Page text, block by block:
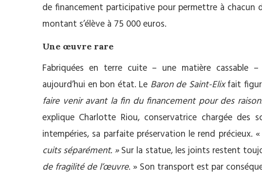
de financement participative pour permettre à
montant s’élève à 75 000 euros.
Une œuvre rare
Fabriquées en terre cuite – une matière cassable
aujourd’hui en bon état. Le Baron de Saint-Elixfait
faire venir avant la fin du financement pour des
explique Charlotte Riou, conservatrice chargée des
intempéries, sa parfaite préservation le rend précieux. «
cuits séparément. »Sur la statue, les joints restent
de fragilité de l’œuvre. » Son transport est par